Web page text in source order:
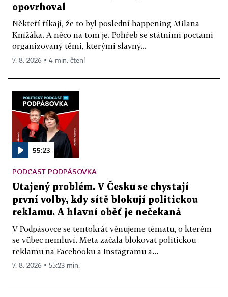
opovrhoval
Někteří říkají, že to byl poslední happening Milana
Knížáka. A něco na tom je. Pohřeb se státními poctami
organizovaný těmi, kterými slavný...
7. 8. 2026 ▪ 4 min. čtení
55:23
PODCAST PODPÁSOVKA
Utajený problém. V Česku se chystají
první volby, kdy sítě blokují politickou
reklamu. A hlavní oběť je nečekaná
V Podpásovce se tentokrát věnujeme tématu, o kterém
se vůbec nemluví. Meta začala blokovat politickou
reklamu na Facebooku a Instagramu a...
7. 8. 2026 ▪ 55:23 min.